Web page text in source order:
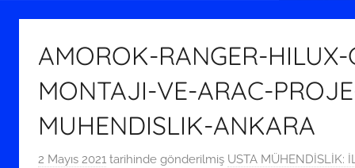
AMOROK-RANGER-
MONTAJI-VE-ARAC-
MUHENDISLIK-ANKARA
2 Mayıs 2021 tarihinde gönderilmiş USTA MÜHENDİSLİK: